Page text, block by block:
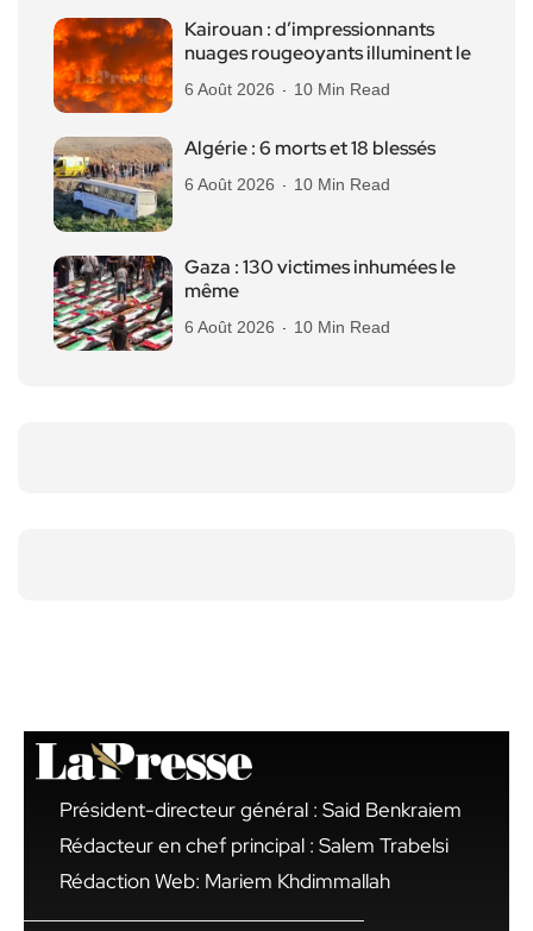
Kairouan : d’impressionnants
nuages rougeoyants illuminent le
6 Août 2026 10 Min Read
Algérie : 6 morts et 18 blessés
6 Août 2026 10 Min Read
Gaza : 130 victimes inhumées le
même
6 Août 2026 10 Min Read
Président-directeur général : Said Benkraiem
Rédacteur en chef principal : Salem Trabelsi
Rédaction Web: Mariem Khdimmallah